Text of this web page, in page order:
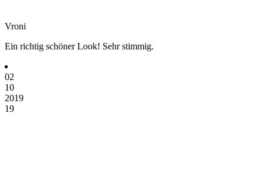
Vroni
Ein richtig schöner Look! Sehr stimmig.
02
10
2019
19